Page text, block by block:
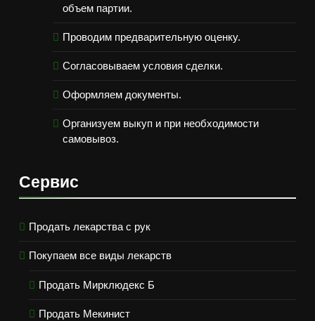
объем партии.
Проводим предварительную оценку.
Согласовываем условия сделки.
Оформляем документы.
Организуем выкуп и при необходимости
самовывоз.
Сервис
Продать лекарства с рук
Покупаем все виды лекарств
Продать Мирклюдекс Б
Продать Мекинист